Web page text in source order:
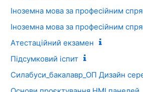
Іноземна мова за професійним
Іноземна мова за професійним
Атестаційний екзамен
Підсумковий іспит
Силабуси_бакалавр_ОП Дизайн